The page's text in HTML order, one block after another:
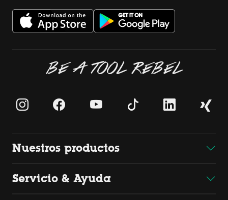
BE A TOOL REBEL
Nuestros productos
Servicio & Ayuda